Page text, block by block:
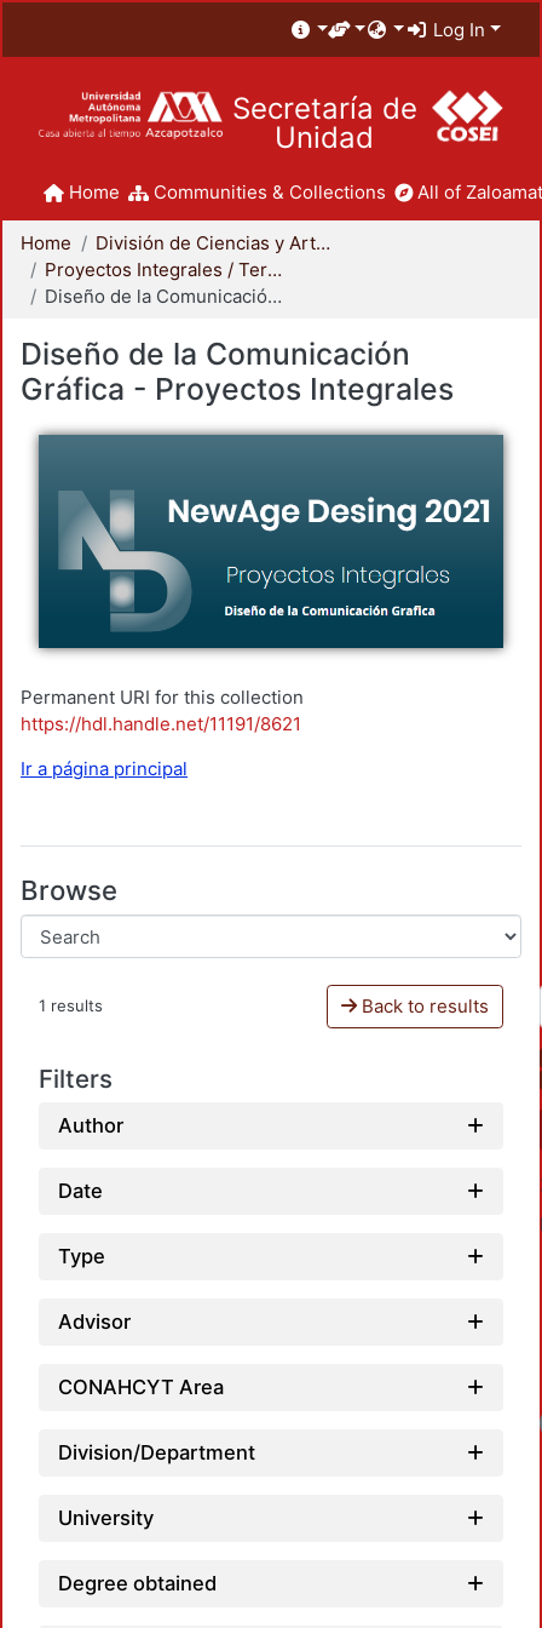
Log In
Secretaría de
Unidad
Home Communities & Collections All of
Home
División de Ciencias y Artes para el Diseño
Proyectos Integrales / Terminales - Licenciatura
Diseño de la Comunicación Gráfica - Proyectos Integrales
Diseño de la Comunicación
Gráfica - Proyectos Integrales
Permanent URI for this collection
https://hdl.handle.net/11191/8621
Ir a página principal
Browse
1 results Back to results
Filters
Author
Date
Type
Advisor
CONAHCYT Area
Division/Department
University
Degree obtained